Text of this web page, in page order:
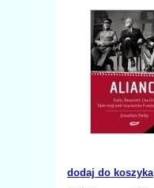
dodaj do koszyka